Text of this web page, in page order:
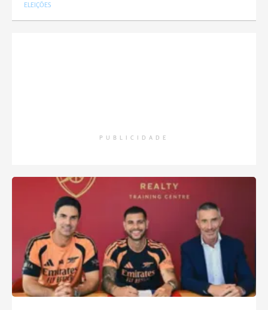
ELEIÇÕES
PUBLICIDADE